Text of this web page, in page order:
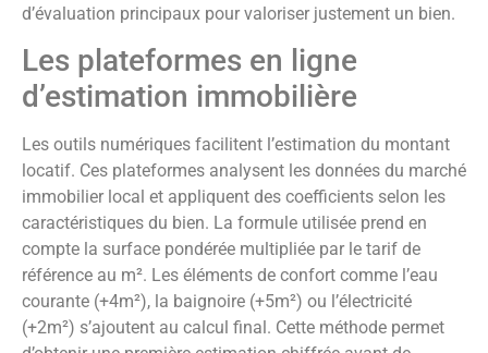
d’évaluation principaux pour valoriser justement un bien.
Les plateformes en ligne
d’estimation immobilière
Les outils numériques facilitent l’estimation du montant
locatif. Ces plateformes analysent les données du marché
immobilier local et appliquent des coefficients selon les
caractéristiques du bien. La formule utilisée prend en
compte la surface pondérée multipliée par le tarif de
référence au m². Les éléments de confort comme l’eau
courante (+4m²), la baignoire (+5m²) ou l’électricité
(+2m²) s’ajoutent au calcul final. Cette méthode permet